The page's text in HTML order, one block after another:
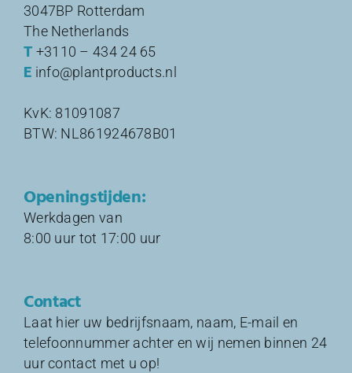
3047BP Rotterdam
The Netherlands
T +3110 – 434 24 65
E info@plantproducts.nl
KvK: 81091087
BTW: NL861924678B01
Openingstijden:
Werkdagen van
8:00 uur tot 17:00 uur
Contact
Laat hier uw bedrijfsnaam, naam, E-mail en
telefoonnummer achter en wij nemen binnen 24
uur contact met u op!